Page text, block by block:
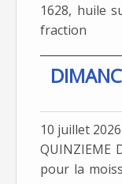
1628, huile
10 juillet 2026
QUINZIEME
pour la